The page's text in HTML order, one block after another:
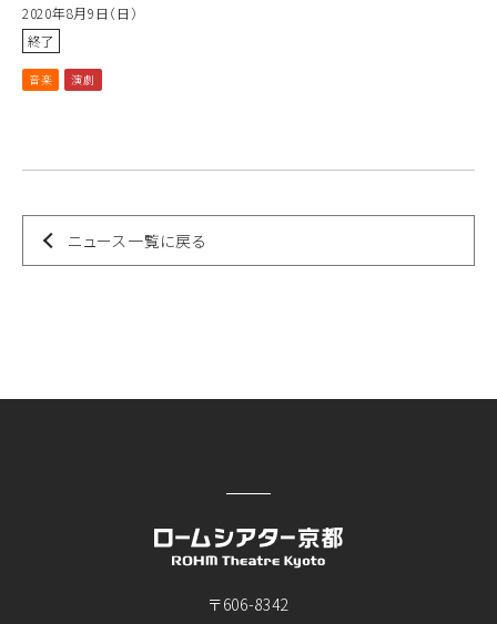
2020年8月9日（日）
終了
音楽 演劇
ニュース一覧に戻る
〒606-8342